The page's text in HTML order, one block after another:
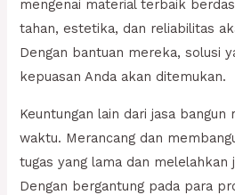
mengenai material terbaik
tahan, estetika, dan reliabilitas
Dengan bantuan mereka, solusi
kepuasan Anda akan ditemukan.
Keuntungan lain dari jasa bangun
waktu. Merancang dan
tugas yang lama dan melelahkan
Dengan bergantung pada para